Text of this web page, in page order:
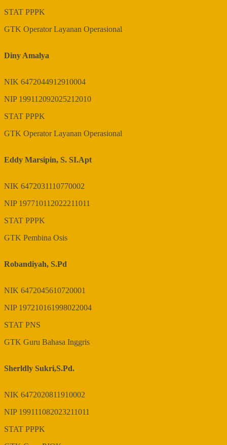
STAT PPPK
GTK Operator Layanan Operasional
Diny Amalya
NIK 6472044912910004
NIP 199112092025212010
STAT PPPK
GTK Operator Layanan Operasional
Eddy Marsipin, S. SI.Apt
NIK 6472031110770002
NIP 197710112022211011
STAT PPPK
GTK Pembina Osis
Robandiyah, S.Pd
NIK 6472045610720001
NIP 197210161998022004
STAT PNS
GTK Guru Bahasa Inggris
Sherldly Sukri,S.Pd.
NIK 6472020811910002
NIP 199111082023211011
STAT PPPK